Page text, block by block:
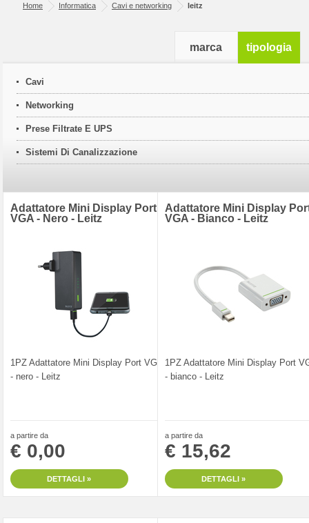
Home Informatica Cavi e networking leitz
tipologia
Cavi
Networking
Prese Filtrate E UPS
Sistemi Di Canalizzazione
marca
Adattatore Mini Display Port
VGA - Nero - Leitz
1PZ Adattatore Mini Display Port VGA
- nero - Leitz
a partire da
€ 0,00
DETTAGLI »
Adattatore Mini Display
VGA - Bianco - Leitz
1PZ Adattatore Mini Display Port
- bianco - Leitz
a partire da
€ 15,62
DETTAGLI »